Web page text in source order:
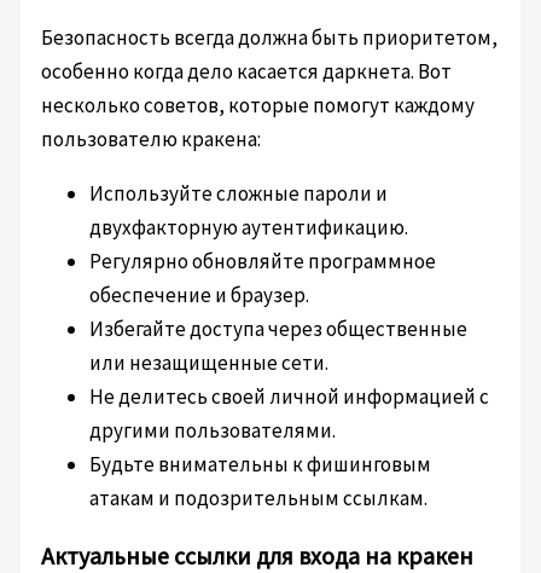
Безопасность всегда должна быть приоритетом,
особенно когда дело касается даркнета. Вот
несколько советов, которые помогут каждому
пользователю кракена:
Используйте сложные пароли и
двухфакторную аутентификацию.
Регулярно обновляйте программное
обеспечение и браузер.
Избегайте доступа через общественные
или незащищенные сети.
Не делитесь своей личной информацией с
другими пользователями.
Будьте внимательны к фишинговым
атакам и подозрительным ссылкам.
Актуальные ссылки для входа на кракен